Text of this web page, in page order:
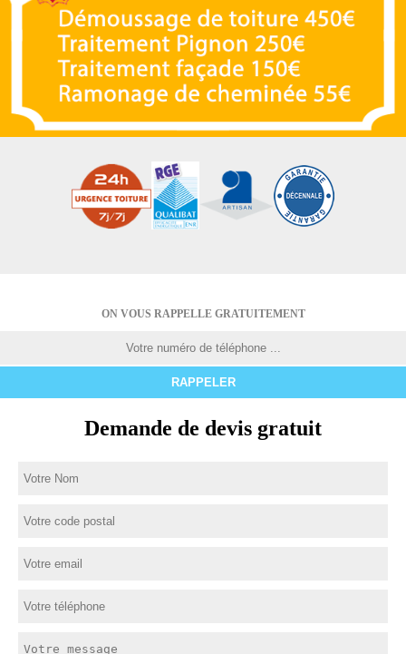
ON VOUS RAPPELLE GRATUITEMENT
Demande de devis gratuit